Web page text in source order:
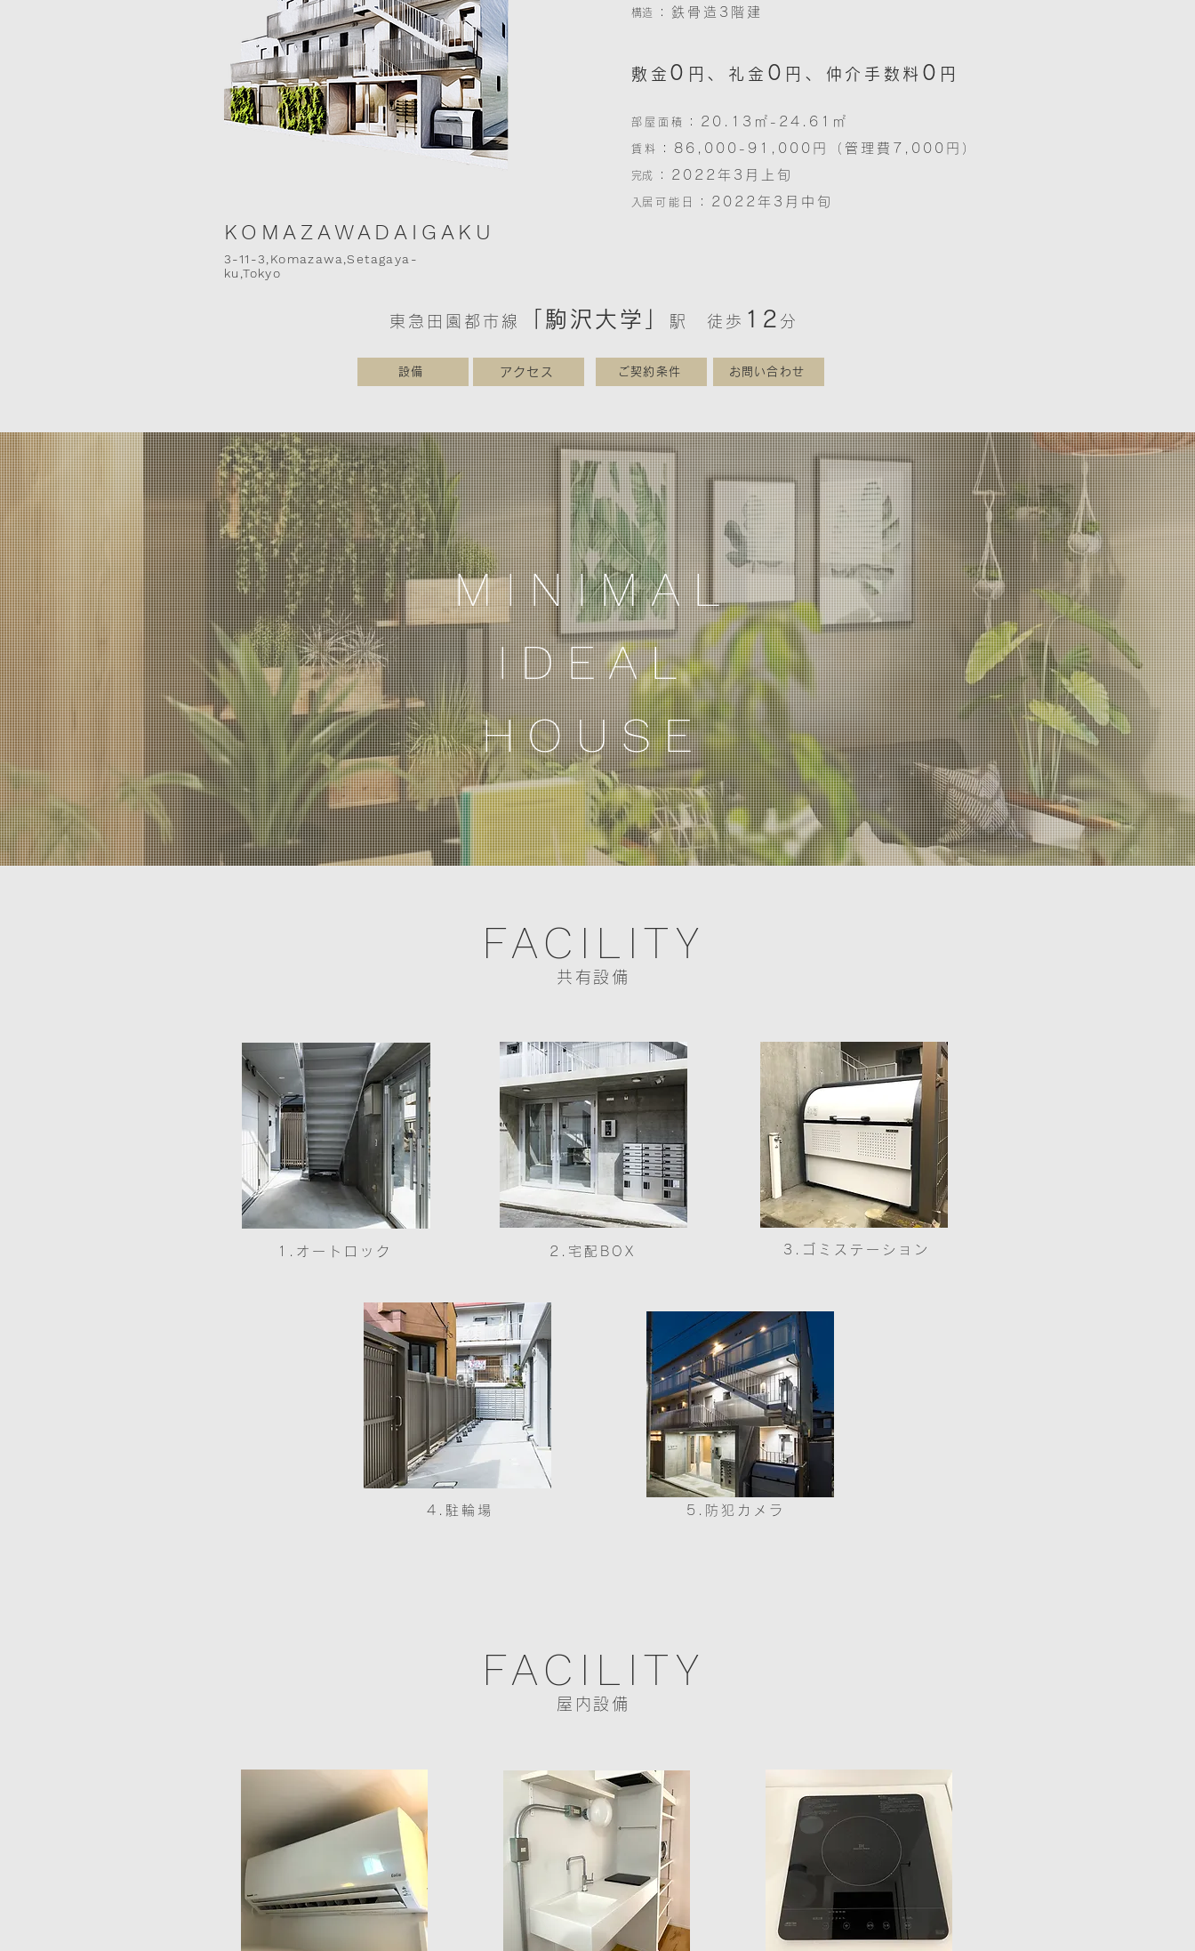
KOMAZAWADAIGAKU
3-11-3,Komazawa,Setagaya-
ku,Tokyo
​構造 ：鉄骨造3階建
敷金 0 円 、 礼金 0 円 、 仲介手数料 0 円
部屋面積 ：20.13㎡-24.61㎡
賃料 ：86,000-91,000円（管理費7,000円）
​​完成 ：2022年 3 月上旬
​​入居可能日 ：2022年 3 月中旬
東急田園都市線 「駒沢大学」 駅 徒歩 12 分
設備 アクセス ご契約条件 お問い合わせ
MINIMAL
IDEAL
HOUSE
FACILITY
共有設備
1.オートロック 2.宅配BOX 3.ゴミステーション
4.駐輪場 5.防犯カメラ
FACILITY
屋内設備